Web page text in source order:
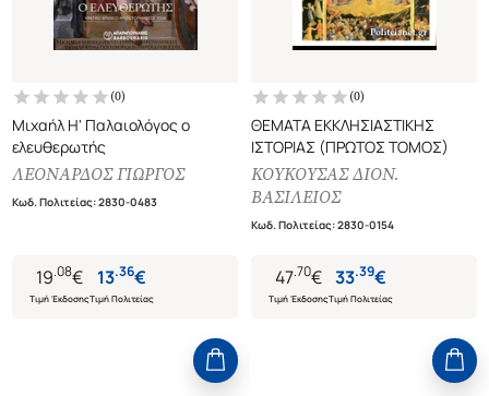
(0)
Μιχαήλ Η' Παλαιολόγος ο
ελευθερωτής
ΛΕΟΝΑΡΔΟΣ ΓΙΩΡΓΟΣ
Κωδ. Πολιτείας:2830-0483
19.08€
Τιμή Έκδοσης
13.36€
Τιμή Πολιτείας
(0)
ΘΕΜΑΤΑ ΕΚΚΛΗΣΙΑΣΤΙΚΗΣ
ΙΣΤΟΡΙΑΣ (ΠΡΩΤΟΣ ΤΟΜΟΣ)
ΚΟΥΚΟΥΣΑΣ ΔΙΟΝ.
ΒΑΣΙΛΕΙΟΣ
Κωδ. Πολιτείας:2830-0154
47.70€
Τιμή Έκδοσης
33.39€
Τιμή Πολιτείας